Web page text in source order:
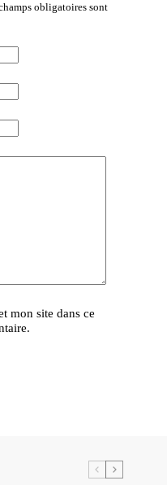
obligatoires sont
mon site dans ce